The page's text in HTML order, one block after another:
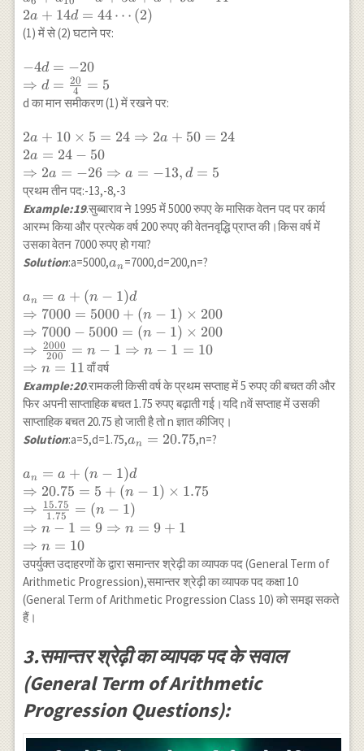
\cdots(1)\\
a_6+a_{10} =a+5
a+14 d=44
\cdots(2)
2a + 14d = 44⋯ (2)
(1) में से (2) घटाने पर:
-4 d=-20 \\
\Rightarrow
d=\frac{20}
−4d = −20
⇒ d = 4
20 = 5
d का मान समीकरण (1) में रखने पर:
2 a+10
\times 5=24
\Rightarrow
2 a+50=24
\\ 2a=24-50
\\
\Rightarrow
2 a=-26
a=-13, d=5
2a + 10 × 5 = 24 ⇒ 2a + 50 = 24
2a = 24 − 50
⇒ 2a = −26 ⇒ a = −13, d = 5
प्रथम तीन पद:-13,-8,-3
Example:19.सुब्बाराव ने 1995 में 5000 रुपए के मासिक वेतन पद पर कार्य
आरम्भ किया और प्रत्येक वर्ष 200 रुपए की वेतनवृद्धि प्राप्त की।किस वर्ष में
उसका वेतन 7000 रुपए हो गया?
Solution:a=5000,a_n
an=7000,d=200,n=?
a_n=a+(n-
1) d \\
\Rightarrow
7000=5000+
(n-1) \times
200 \\
\Rightarrow
7000-5000=
(n-1) \times
\Rightarrow
\frac{2000}
{200}=n-1
\Rightarrow
n-1=10 \\
\Rightarrow
n=11
an = a + (n − 1)d
⇒ 7000 = 5000 + (n − 1) × 200
⇒ 7000 − 5000 = (n − 1) × 200
⇒
200
2000 = n − 1 ⇒ n − 1 = 10
⇒ n = 11 वाँ वर्ष
Example:20.रामकली किसी वर्ष के प्रथम सप्ताह में 5 रुपए की बचत की और
फिर अपनी साप्ताहिक बचत 1.75 रुपए बढ़ाती गई।यदि nवें सप्ताह में उसकी
साप्ताहिक बचत 20.75 हो जाती है तो n ज्ञात कीजिए।
Solution:a=5,d=1.75,a_{n}=20.75
an = 20.75,n=?
a_n =a+(n-
1) d \\
\Rightarrow
20.75=5+
(n-1) \times
1.75 \\
\Rightarrow
\frac{15.75}
{1.75}=(n-
1)\\
n-1=9
\Rightarrow
n=9+1 \\
\Rightarrow
an = a + (n − 1)d
⇒ 20.75 = 5 + (n − 1) × 1.75
⇒
1.75
15.75 = (n − 1)
⇒ n − 1 = 9 ⇒ n = 9 + 1
⇒ n = 10
उपर्युक्त उदाहरणों के द्वारा समान्तर श्रेढ़ी का व्यापक पद (General Term of
Arithmetic Progression),समान्तर श्रेढ़ी का व्यापक पद कक्षा 10
(General Term of Arithmetic Progression Class 10) को समझ सकते
हैं।
3.समान्तर श्रेढ़ी का व्यापक पद के सवाल
(General Term of Arithmetic
Progression Questions):